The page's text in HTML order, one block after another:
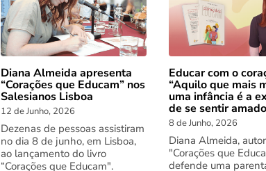
Diana Almeida apresenta
“Corações que Educam” nos
Salesianos Lisboa
12 de Junho, 2026
Dezenas de pessoas assistiram
no dia 8 de junho, em Lisboa,
ao lançamento do livro
“Corações que Educam".
Educar com o
“Aquilo que mais
uma infância é a
de se sentir
8 de Junho, 2026
Diana Almeida,
"Corações que
defende uma